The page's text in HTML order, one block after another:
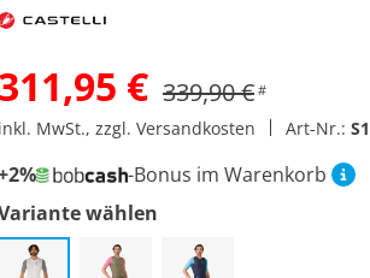
311,95 € 339,90 € #
inkl. MwSt., zzgl. Versandkosten Art-Nr.:
-Bonus im Warenkorb
wählen